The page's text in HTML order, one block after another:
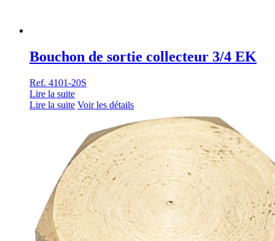
Bouchon de sortie collecteur 3/4 EK
Ref. 4101-20S
Lire la suite
Lire la suite Voir les détails